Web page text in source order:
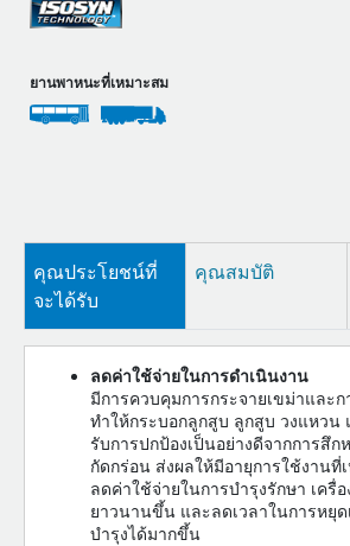
ยานพาหนะที่เหมาะสม
คุณประโยชน์ที่
จะได้รับ
คุณสมบัติ
ลดค่าใช้จ่ายในการดำเนินงาน
มีการควบคุมการกระจายเขม่าและ
ทำให้กระบอกลูกสูบ ลูกสูบ วงแหว
รับการปกป้องเป็นอย่างดีจากการสึก
กัดกร่อน ส่งผลให้มีอายุการใช้งานที่
ลดค่าใช้จ่ายในการบำรุงรักษา เครื่
ยาวนานขึ้น และลดเวลาในการหยุด
บำรุงได้มากขึ้น